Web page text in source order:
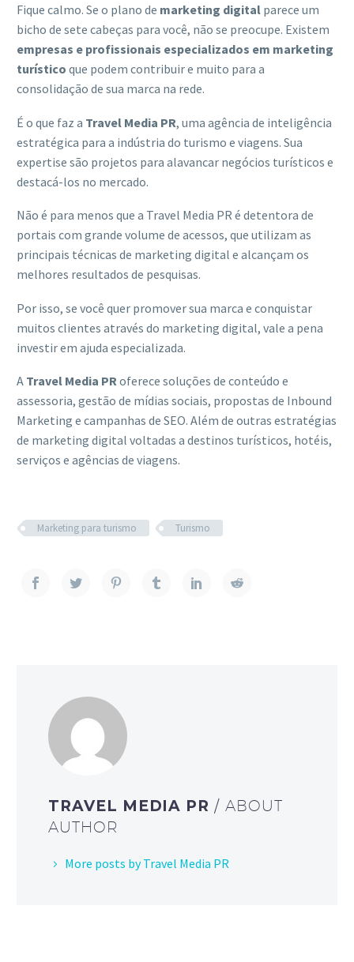
Fique calmo. Se o plano de marketing digital parece um
bicho de sete cabeças para você, não se preocupe. Existem
empresas e profissionais especializados em marketing
turístico que podem contribuir e muito para a
consolidação de sua marca na rede.
É o que faz a Travel Media PR, uma agência de inteligência
estratégica para a indústria do turismo e viagens. Sua
expertise são projetos para alavancar negócios turísticos e
destacá-los no mercado.
Não é para menos que a Travel Media PR é detentora de
portais com grande volume de acessos, que utilizam as
principais técnicas de marketing digital e alcançam os
melhores resultados de pesquisas.
Por isso, se você quer promover sua marca e conquistar
muitos clientes através do marketing digital, vale a pena
investir em ajuda especializada.
A Travel Media PRoferece soluções de conteúdo e
assessoria, gestão de mídias sociais, propostas de Inbound
Marketing e campanhas de SEO. Além de outras estratégias
de marketing digital voltadas a destinos turísticos, hotéis,
serviços e agências de viagens.
Marketing para turismo Turismo
TRAVEL MEDIA PR/ ABOUT
AUTHOR
More posts by Travel Media PR